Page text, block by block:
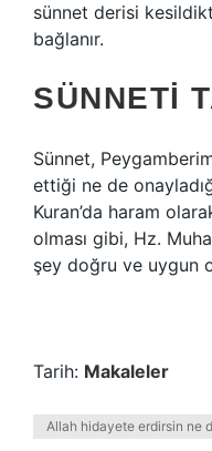
sünnet derisi
bağlanır.
SÜNNETI
Sünnet,
ettiği ne de
Kuran’da haram
olması gibi, Hz.
şey doğru ve uygun
Tarih: Makaleler
Allah hidayete erdirsin ne